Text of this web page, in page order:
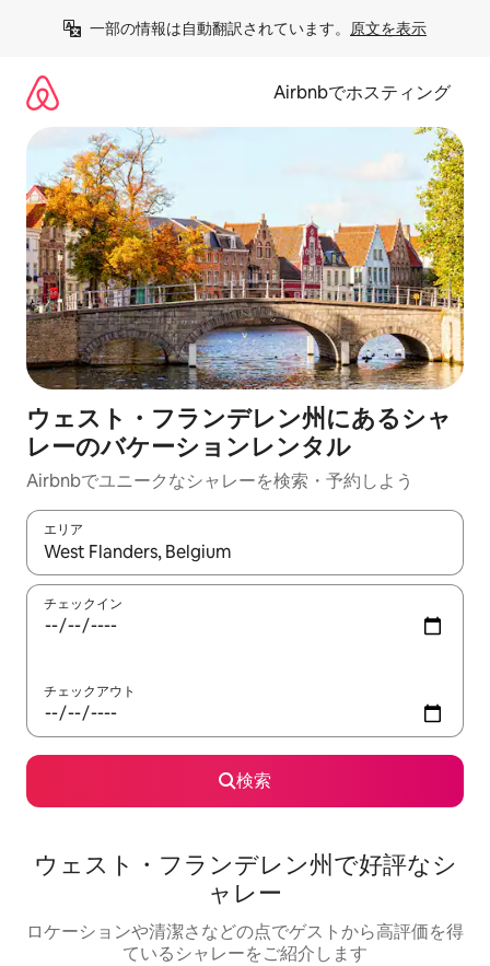
一部の情報は自動翻訳されています。 原文を表示
Airbnbでホスティング
ウェスト・フランデレン州にあるシャ
レーのバケーションレンタル
Airbnbでユニークなシャレーを検索・予約しよう
エリア
検索結果が表示されたら、上下の矢印キーを使って移動するか
チェックイン
チェックアウト
検索
ウェスト・フランデレン州で好評なシ
ャレー
ロケーションや清潔さなどの点でゲストから高評価を得
ているシャレーをご紹介します